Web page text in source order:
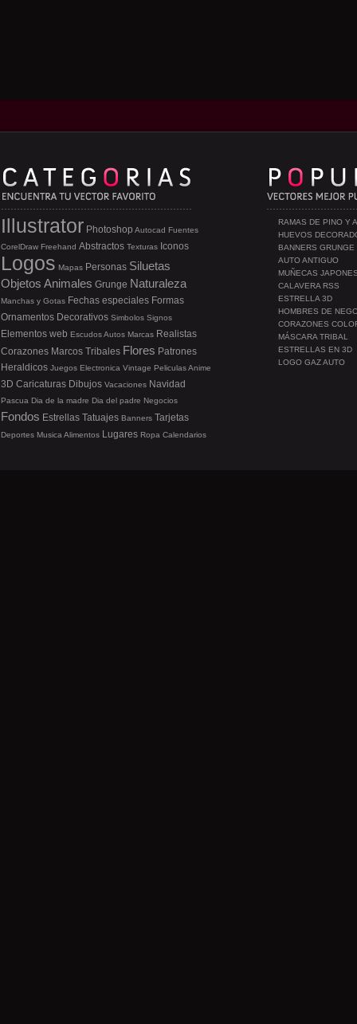
RAMAS DE PINO Y
HUEVOS
BANNERS GRUNGE
AUTO ANTIGUO
MUÑECAS
CALAVERA RSS
ESTRELLA 3D
HOMBRES DE
CORAZONES
MÁSCARA TRIBAL
ESTRELLAS EN 3D
LOGO GAZ AUTO
Illustrator Photoshop Autocad Fuentes
CorelDraw Freehand Abstractos Texturas Iconos
Logos Mapas Personas Siluetas
Objetos Animales Grunge Naturaleza
Manchas y Gotas Fechas especiales Formas
Ornamentos Decorativos Simbolos Signos
Elementos web EscudosAutos Marcas Realistas
Corazones Marcos Tribales Flores Patrones
Heraldicos Juegos Electronica Vintage PeliculasAnime
3D Caricaturas Dibujos Vacaciones Navidad
Pascua Dia de la madre Dia del padre Negocios
Fondos Estrellas Tatuajes Banners Tarjetas
Deportes Musica Alimentos Lugares Ropa Calendarios